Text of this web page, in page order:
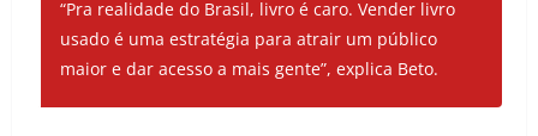
“Pra realidade do Brasil, livro é caro. Vender livro
usado é uma estratégia para atrair um público
maior e dar acesso a mais gente”, explica Beto.